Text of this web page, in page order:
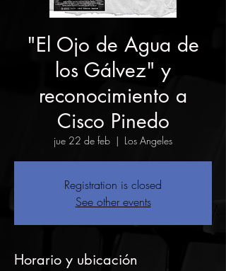
"El Ojo de Agua de
los Gálvez" y
reconocimiento a
Cisco Pinedo
jue 22 de feb
  |
Los Angeles
Registration is closed
See other events
Horario y ubicación